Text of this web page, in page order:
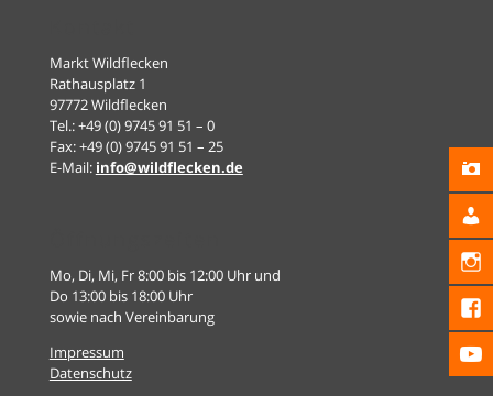
Markt Wildflecken
Rathausplatz 1
97772 Wildflecken
Tel.: +49 (0) 9745 91 51 – 0
Fax: +49 (0) 9745 91 51 – 25
E-Mail: info@wildflecken.de
Mo, Di, Mi, Fr 8:00 bis 12:00 Uhr und
Do 13:00 bis 18:00 Uhr
sowie nach Vereinbarung
Impressum
Datenschutz